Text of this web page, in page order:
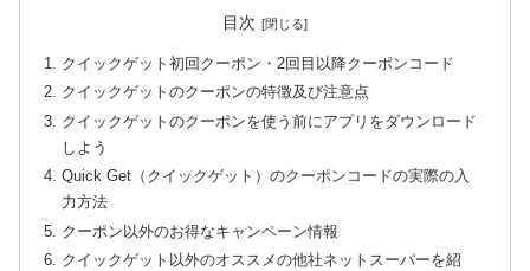
目次
クイックゲット初回クーポン・2回目以降クーポンコード
クイックゲットのクーポンの特徴及び注意点
クイックゲットのクーポンを使う前にアプリをダウンロード
しよう
Quick Get（クイックゲット）のクーポンコードの実際の入
力方法
クーポン以外のお得なキャンペーン情報
クイックゲット以外のオススメの他社ネットスーパーを紹